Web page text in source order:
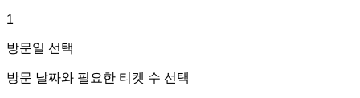
1
방문일 선택
방문 날짜와 필요한 티켓 수 선택